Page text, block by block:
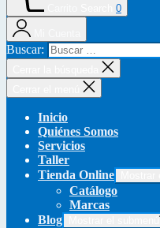
0
Buscar:
Inicio
Quiénes Somos
Servicios
Taller
Tienda Online
Catálogo
Marcas
Blog